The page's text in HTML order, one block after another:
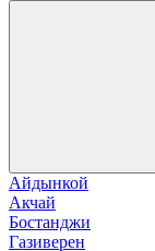
Айдынкой
Акчай
Бостанджи
Газиверен